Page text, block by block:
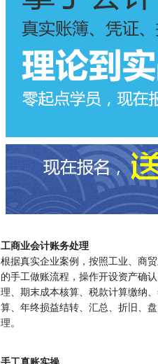
工商业会计账务处理
根据真实企业案例，按照工业、商
的手工做账流程，操作开设资产确
理、期末成本核算、税款计算缴纳
算、年终损益结转、汇总、折旧、
理。